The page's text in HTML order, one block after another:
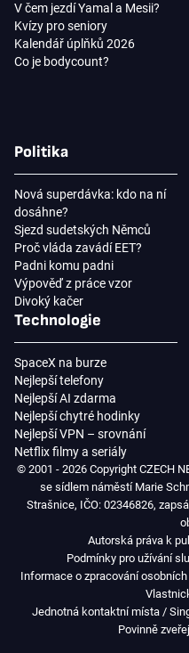
V čem jezdí Yamal a Mesii?
Kvízy pro seniory
Kalendář úplňků 2026
Co je bodycount?
Politika
Nová superdávka: kdo na ní
dosáhne?
Sjezd sudetských Němců
Proč vláda zavádí EET?
Padni komu padni
Výpověď z práce vzor
Divoký kačer
Technologie
SpaceX na burze
Nejlepší telefony
Nejlepší AI zdarma
Nejlepší chytré hodinky
Nejlepší VPN – srovnání
Netflix filmy a seriály
© 2001 - 2026 Copyright CZECH
se sídlem náměstí Marie
Strašnice, IČO: 02346826,
Autorská práva k
Podmínky pro užívání
Informace o zpracování
Jednotná kontaktní místa /
Povinně